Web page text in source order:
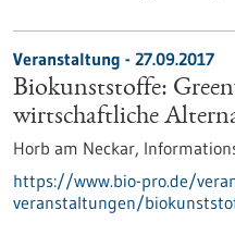
Veranstaltung - 27.09.2017
Biokunststoffe:
wirtschaftliche
Horb am Neckar,
https://www.bio-pro.de/
veranstaltungen/